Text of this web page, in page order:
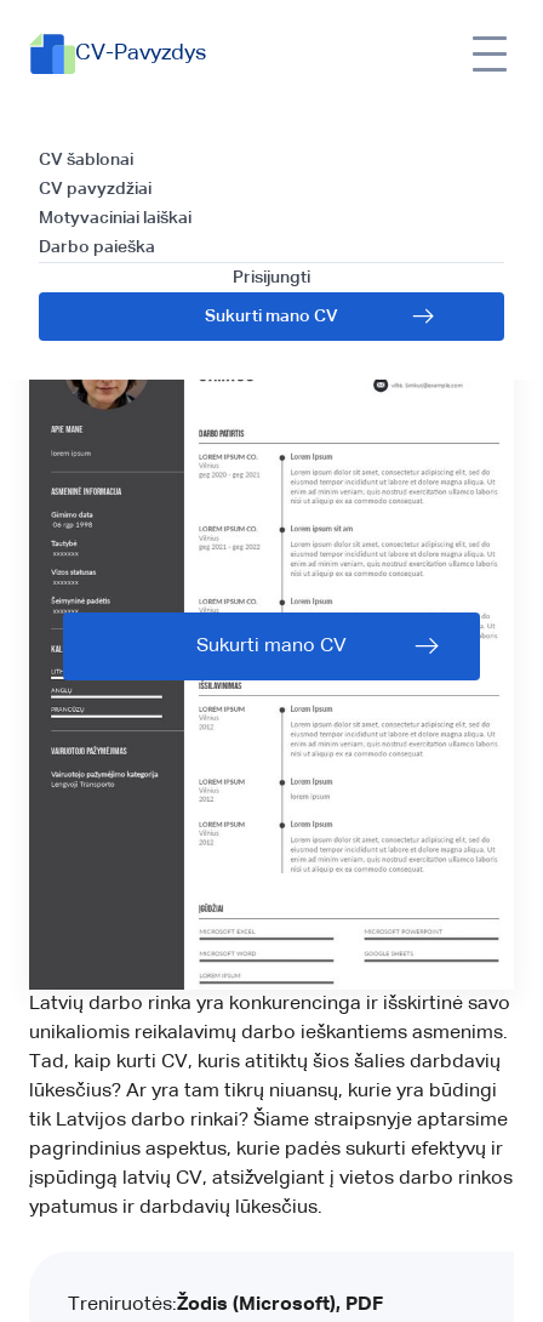
CV-Pavyzdys
CV šablonai
CV pavyzdžiai
Motyvaciniai laiškai
Darbo paieška
Prisijungti
Sukurti mano CV
Latvių CV rašymo
gidas
Sukurti mano CV
Latvių darbo rinka yra konkurencinga ir išskirtinė savo
unikaliomis reikalavimų darbo ieškantiems asmenims.
Tad, kaip kurti CV, kuris atitiktų šios šalies darbdavių
lūkesčius? Ar yra tam tikrų niuansų, kurie yra būdingi
tik Latvijos darbo rinkai? Šiame straipsnyje aptarsime
pagrindinius aspektus, kurie padės sukurti efektyvų ir
įspūdingą latvių CV, atsižvelgiant į vietos darbo rinkos
ypatumus ir darbdavių lūkesčius.
Treniruotės:Žodis (Microsoft), PDF